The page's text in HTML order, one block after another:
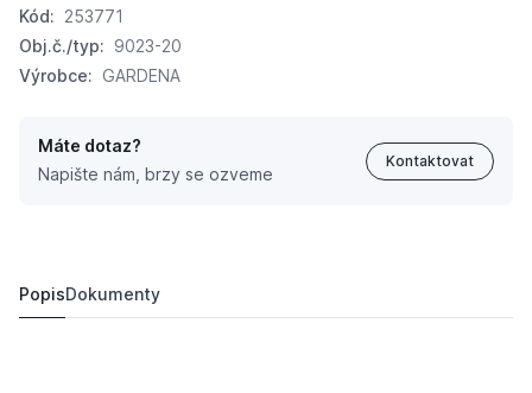
Kód: 253771
Obj.č./typ: 9023-20
Výrobce: GARDENA
Máte dotaz?
Napište nám, brzy se ozveme
Kontaktovat
PopisDokumenty